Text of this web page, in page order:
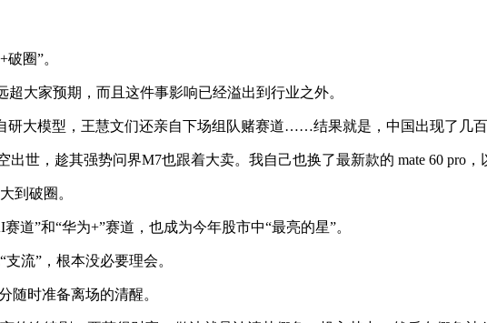
圈”。
超大家预期，而且这件事影响已经溢出到行业之外。
大模型，王慧文们还亲自下场组队赌赛道……结果就是，中国出现了几
世，趁其强势问界M7也跟着大卖。我自己也换了最新款的 mate 60 pro，
到破圈。
道”和“华为+”赛道，也成为今年股市中“最亮的星”。
流”，根本没必要理会。
随时准备离场的清醒。